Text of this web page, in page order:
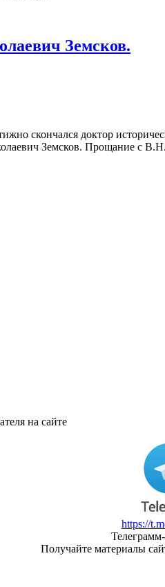
Земсков.
скончался доктор
Земсков. Прощание с
на сайте
https://
Получайте материалы